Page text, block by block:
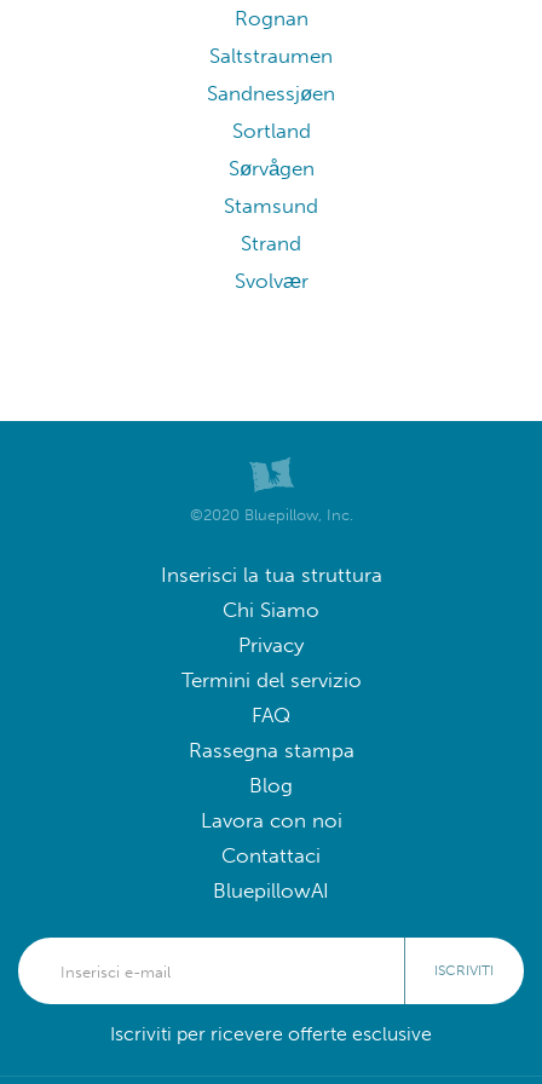
Rognan
Saltstraumen
Sandnessjøen
Sortland
Sørvågen
Stamsund
Strand
Svolvær
©2020 Bluepillow, Inc.
Inserisci la tua struttura
Chi Siamo
Privacy
Termini del servizio
FAQ
Rassegna stampa
Blog
Lavora con noi
Contattaci
BluepillowAI
ISCRIVITI
Iscriviti per ricevere offerte esclusive